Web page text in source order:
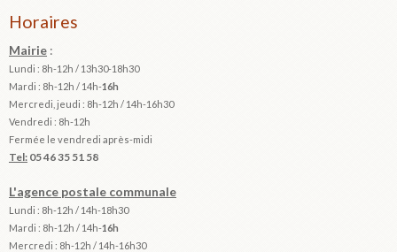
Horaires
Mairie :
Lundi : 8h-12h / 13h30-18h30
Mardi : 8h-12h / 14h-16h
Mercredi, jeudi : 8h-12h / 14h-16h30
Vendredi : 8h-12h
Fermée le vendredi après-midi
Tel: 05 46 35 51 58
L'agence postale communale
Lundi : 8h-12h / 14h-18h30
Mardi : 8h-12h / 14h-16h
Mercredi : 8h-12h / 14h-16h30